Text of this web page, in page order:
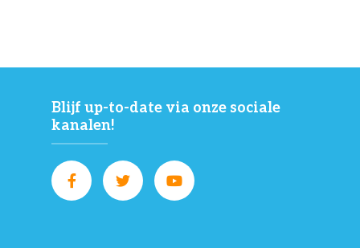
Blijf up-to-date via onze sociale
kanalen!